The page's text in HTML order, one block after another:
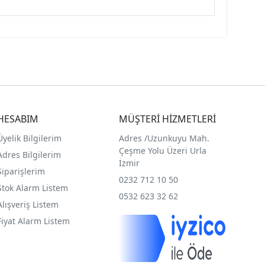
Bilgilerim
Bilgilerim
Alarm Listem
Listem
Alarm Listem
MÜŞTERİ HİZMETLERİ
Adres /Uzunkuyu Mah.
Çeşme Yolu Üzeri Urla
İzmir
0232 712 10 50
0532 623 32 62